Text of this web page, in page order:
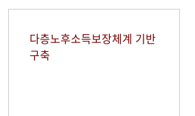
다층노후소득보장체계 기반
구축